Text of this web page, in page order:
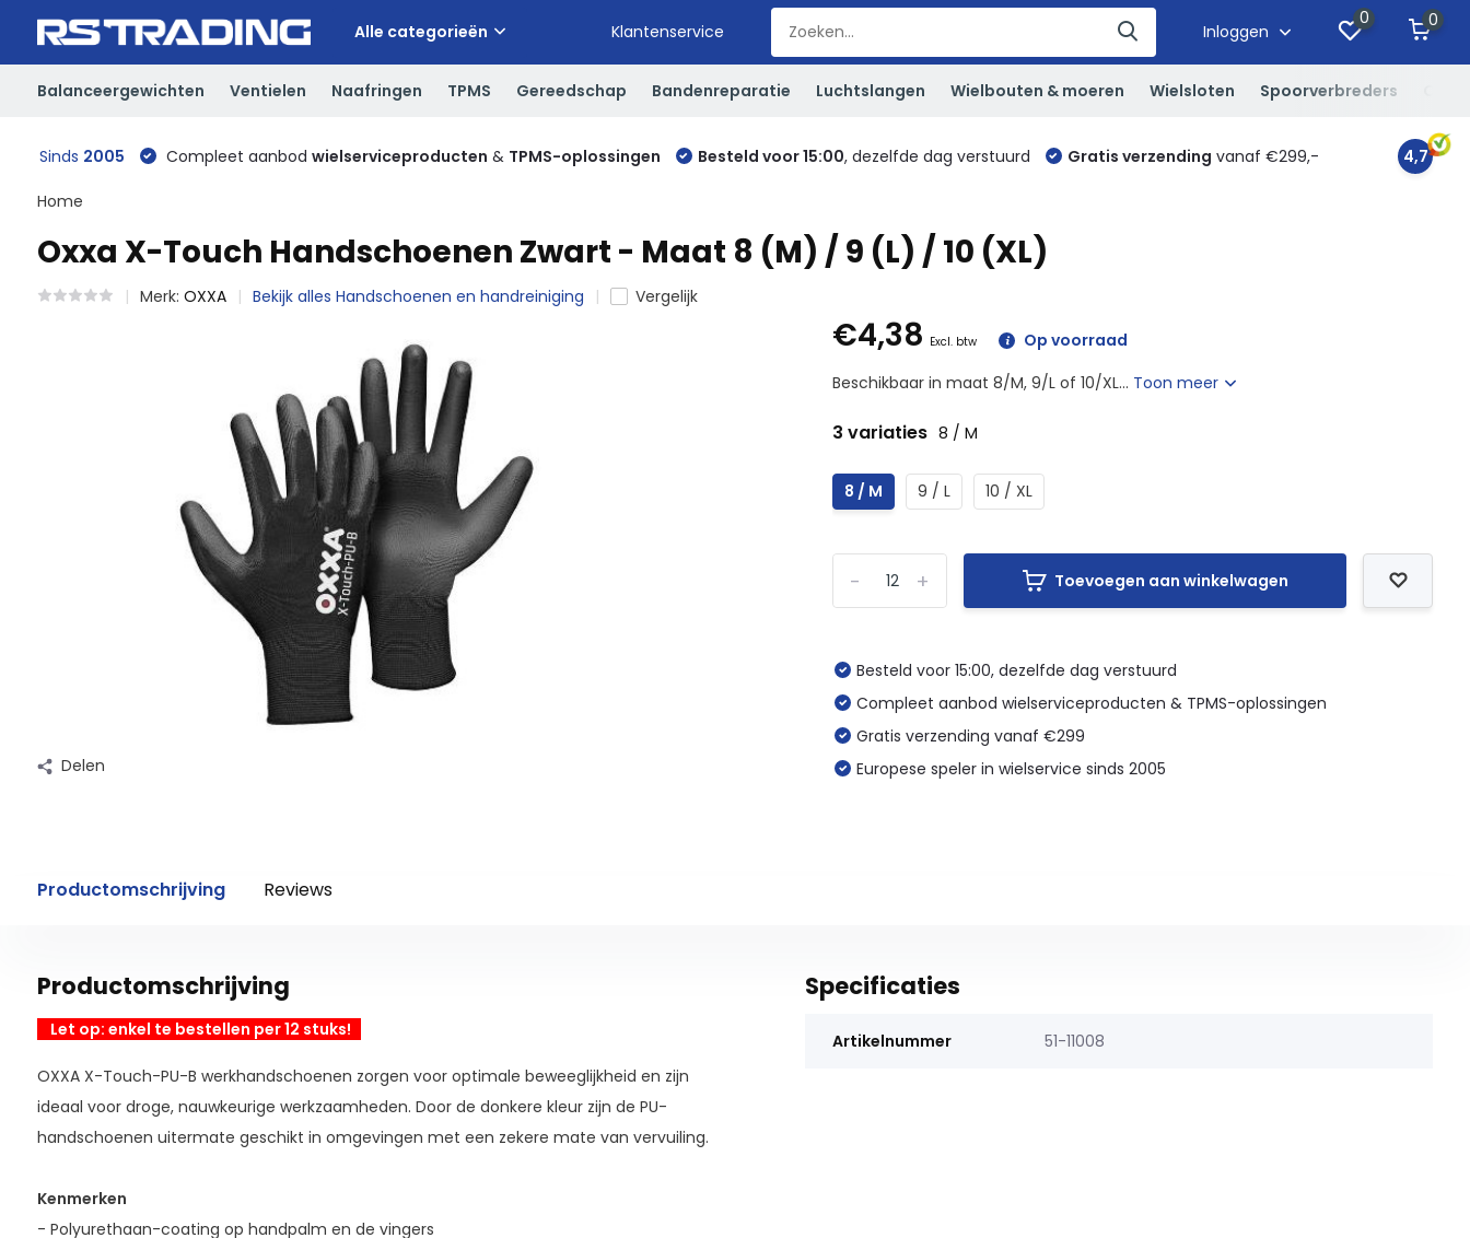
Alle categorieën Klantenservice Inloggen
0 0
Balanceergewichten Ventielen Naafringen TPMS Gereedschap Bandenreparatie Luchtslangen Wielbouten & moeren Wielsloten Spoorverbreders
Sinds 2005 Compleet aanbod wielserviceproducten & TPMS-oplossingen Besteld voor 15:00, dezelfde dag verstuurd Gratis verzending vanaf €299,- 4,7
Home
Oxxa X-Touch Handschoenen Zwart - Maat 8 (M) / 9 (L) / 10 (XL)
Merk: OXXA Bekijk alles Handschoenen en handreiniging Vergelijk
Delen
€4,38 Excl. btw
Op voorraad
Beschikbaar in maat 8/M, 9/L of 10/XL... Toon meer
3 variaties 8 / M
8 / M 9 / L 10 / XL
+
- Toevoegen aan winkelwagen
Besteld voor 15:00, dezelfde dag verstuurd
Compleet aanbod wielserviceproducten & TPMS-oplossingen
Gratis verzending vanaf €299
Europese speler in wielservice sinds 2005
Productomschrijving Reviews
Productomschrijving
Let op: enkel te bestellen per 12 stuks!
OXXA X-Touch-PU-B werkhandschoenen zorgen voor optimale beweeglijkheid en zijn
ideaal voor droge, nauwkeurige werkzaamheden. Door de donkere kleur zijn de PU-
handschoenen uitermate geschikt in omgevingen met een zekere mate van vervuiling.
Kenmerken
- Polyurethaan-coating op handpalm en de vingers
Specificaties
Artikelnummer 51-11008